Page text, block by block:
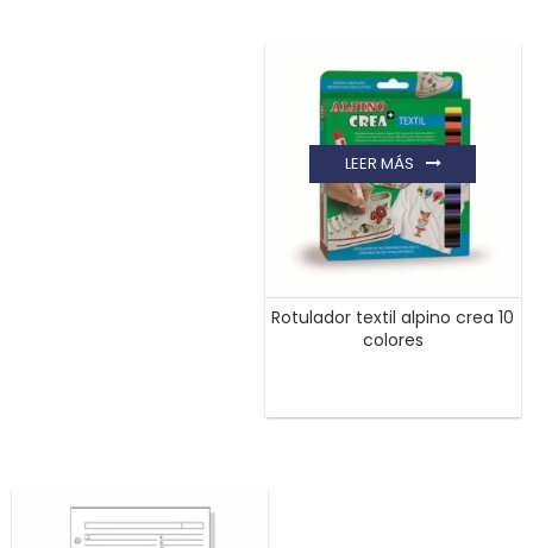
Rotulador textil alpino crea 10
colores
LEER MÁS